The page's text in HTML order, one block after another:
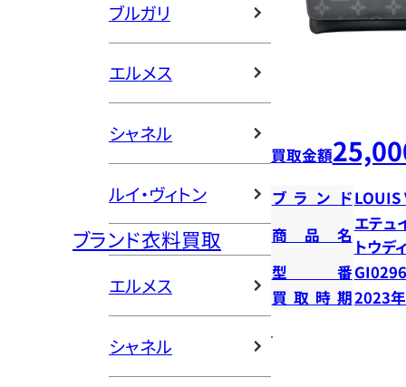
ブルガリ
エルメス
シャネル
ルイ・ヴィトン
ブランド衣料買取
エルメス
シャネル
買取金額
ブランドLOUIS
商品名
エテュ
トウデ
型番GI0296
買取時期2023